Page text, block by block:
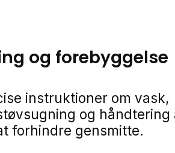
og forebyggelse
instruktioner om vask,
og håndtering
forhindre gensmitte.